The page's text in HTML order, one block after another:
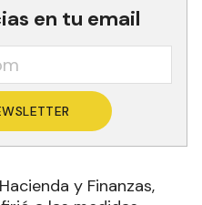
en tu email
y Finanzas,